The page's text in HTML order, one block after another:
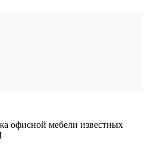
офисной мебели известных